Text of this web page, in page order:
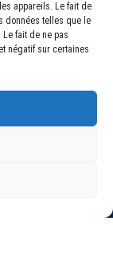
appareils. Le fait de
données telles que le
fait de ne pas
négatif sur certaines
Cedex 2